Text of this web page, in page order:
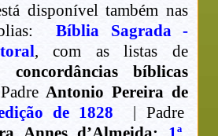
disponível também nas
Bíblia Sagrada -
, com as listas de
concordâncias bíblicas
Antonio Pereira de
de 1828 | Padre